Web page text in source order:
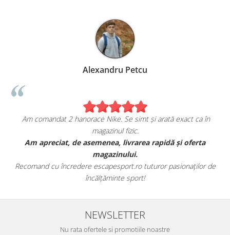
Alexandru Petcu
Am comandat 2 hanorace Nike. Se simt și arată exact ca în
magazinul fizic.
Am apreciat, de asemenea, livrarea rapidă și oferta
magazinului.
Recomand cu încredere escapesport.ro tuturor pasionaților de
încălțăminte sport!
NEWSLETTER
Nu rata ofertele si promotiile noastre